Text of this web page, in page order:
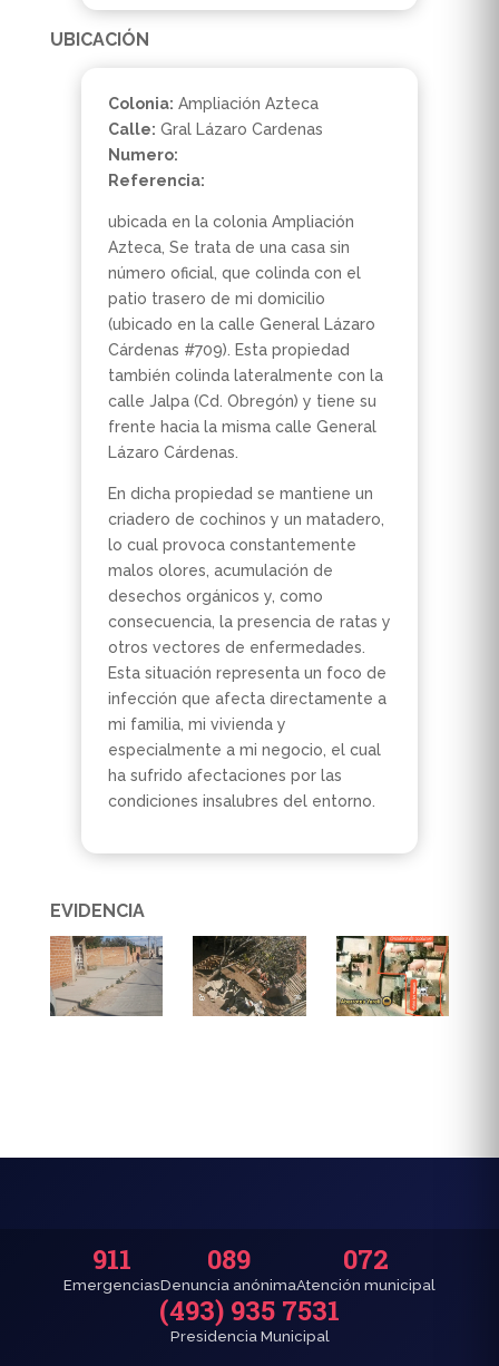
UBICACIÓN
Colonia: Ampliación Azteca
Calle: Gral Lázaro Cardenas
Numero:
Referencia:
ubicada en la colonia Ampliación
Azteca, Se trata de una casa sin
número oficial, que colinda con el
patio trasero de mi domicilio
(ubicado en la calle General Lázaro
Cárdenas #709). Esta propiedad
también colinda lateralmente con la
calle Jalpa (Cd. Obregón) y tiene su
frente hacia la misma calle General
Lázaro Cárdenas.
En dicha propiedad se mantiene un
criadero de cochinos y un matadero,
lo cual provoca constantemente
malos olores, acumulación de
desechos orgánicos y, como
consecuencia, la presencia de ratas y
otros vectores de enfermedades.
Esta situación representa un foco de
infección que afecta directamente a
mi familia, mi vivienda y
especialmente a mi negocio, el cual
ha sufrido afectaciones por las
condiciones insalubres del entorno.
EVIDENCIA
911
Emergencias
089
Denuncia anónima
072
Atención municipal
(493) 935 7531
Presidencia Municipal